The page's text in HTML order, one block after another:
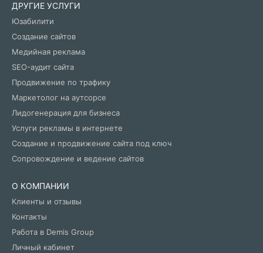
ДРУГИЕ УСЛУГИ
Юзабилити
Создание сайтов
Медийная реклама
SEO-аудит сайта
Продвижение по трафику
Маркетолог на аутсорсе
Лидогенерация для бизнеса
Услуги рекламы в интернете
Создание и продвижение сайта под ключ
Сопровождение и ведение сайтов
О КОМПАНИИ
Клиенты и отзывы
Контакты
Работа в Demis Group
Личный кабинет